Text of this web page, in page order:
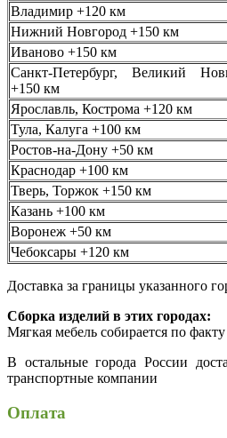
Владимир +120 км
Нижний Новгород +150 км
Иваново +150 км
Санкт-Петербург, Великий
+150 км
Ярославль, Кострома +120 км
Тула, Калуга +100 км
Ростов-на-Дону +50 км
Краснодар +100 км
Тверь, Торжок +150 км
Казань +100 км
Воронеж +50 км
Чебоксары +120 км
Доставка за границы указанного
Сборка изделий в этих городах:
Мягкая мебель собирается по
В остальные города России
транспортные компании
Оплата